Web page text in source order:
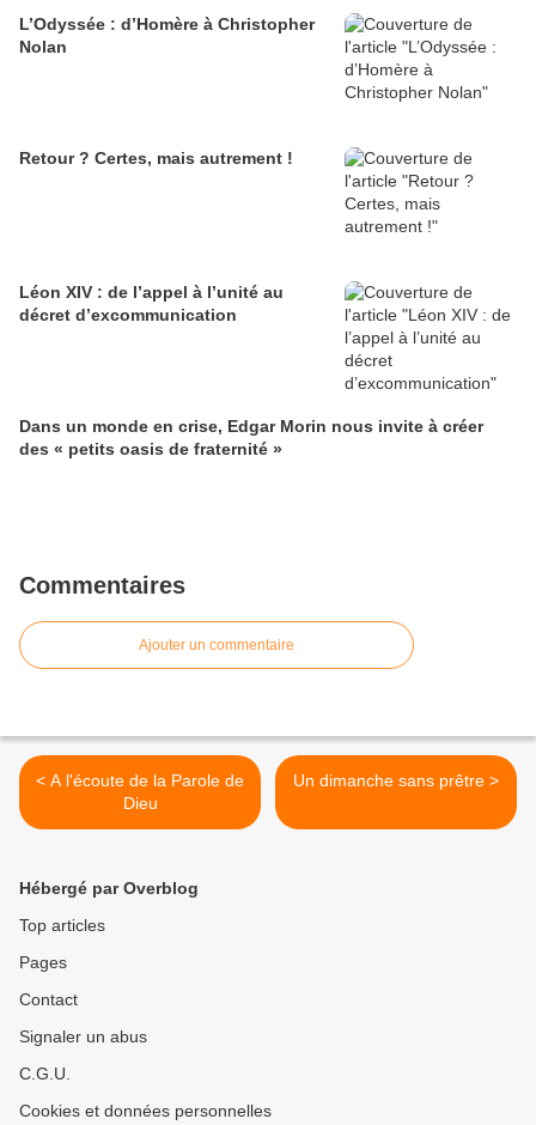
L’Odyssée : d’Homère à Christopher
Nolan
Retour ? Certes, mais autrement !
Léon XIV : de l’appel à l’unité au
décret d’excommunication
Dans un monde en crise, Edgar Morin nous invite à créer
des « petits oasis de fraternité »
Commentaires
Ajouter un commentaire
< A l'écoute de la Parole de
Dieu
Un dimanche sans prêtre >
Hébergé par Overblog
Top articles
Pages
Contact
Signaler un abus
C.G.U.
Cookies et données personnelles